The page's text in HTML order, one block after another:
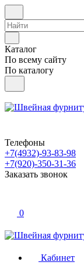
Каталог
По всему сайту
По каталогу
Телефоны
+7(4932)-93-83-98
+7(920)-350-31-36
Заказать звонок
0
Кабинет